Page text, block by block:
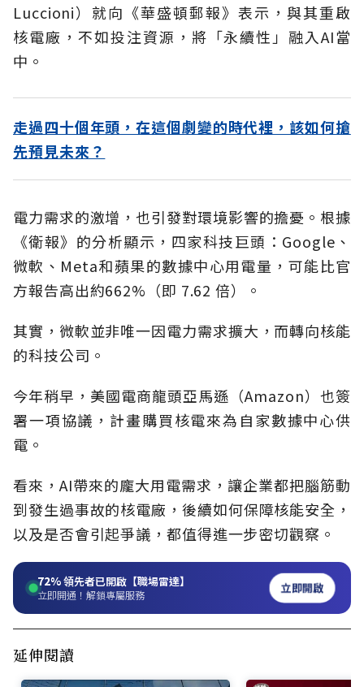
Luccioni）就向《華盛頓郵報》表示，與其重啟
核電廠，不如投注資源，將「永續性」融入AI當
中。
走過四十個年頭，在這個劇變的時代裡，該如何搶
先預見未來？
電力需求的激增，也引發對環境影響的擔憂。根據
《衛報》的分析顯示，四家科技巨頭：Google、
微軟、Meta和蘋果的數據中心用電量，可能比官
方報告高出約662%（即 7.62 倍）。
其實，微軟並非唯一因電力需求擴大，而轉向核能
的科技公司。
今年稍早，美國電商龍頭亞馬遜（Amazon）也簽
署一項協議，計畫購買核電來為自家數據中心供
電。
看來，AI帶來的龐大用電需求，讓企業都把腦筋動
到發生過事故的核電廠，後續如何保障核能安全，
以及是否會引起爭議，都值得進一步密切觀察。
72%領先者已開啟【職場雷達】
立即開通！解鎖專屬服務 立即開啟
延伸閱讀